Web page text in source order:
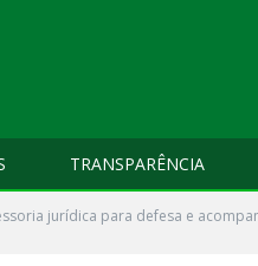
TRANSPARÊNCIA
jurídica para defesa e